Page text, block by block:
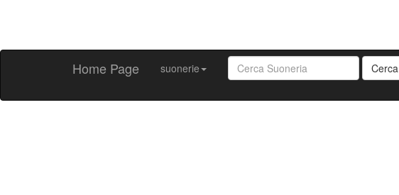
Home Page suonerie Cerca